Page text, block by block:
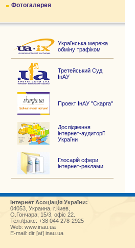
Фотогалерея
Українська мережа
обміну трафіком
Третейський Суд
ІнАУ
Проект ІнАУ "Скарга"
Дослідження
інтернет-аудиторії
України
Глосарій сфери
інтернет-реклами
Інтернет Асоціація України:
04053, Украина, г.Киев,
О.Гончара, 15/3, офіс 22.
Тел./факс: +38 044 278-2925
Web: www.inau.ua
E-mail: dir [at] inau.ua